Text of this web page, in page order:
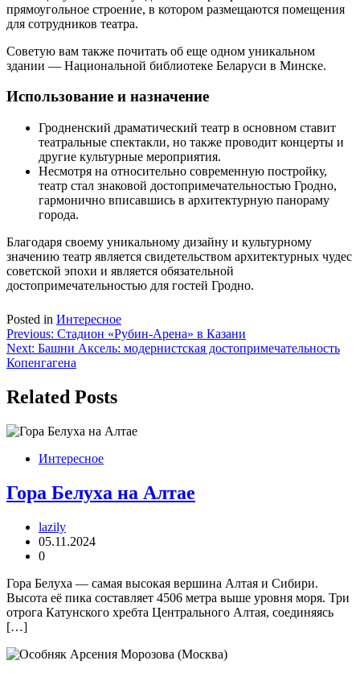
прямоугольное строение, в котором размещаются помещения
для сотрудников театра.
Советую вам также почитать об еще одном уникальном
здании — Национальной библиотеке Беларуси в Минске.
Использование и назначение
Гродненский драматический театр в основном ставит
театральные спектакли, но также проводит концерты и
другие культурные мероприятия.
Несмотря на относительно современную постройку,
театр стал знаковой достопримечательностью Гродно,
гармонично вписавшись в архитектурную панораму
города.
Благодаря своему уникальному дизайну и культурному
значению театр является свидетельством архитектурных чудес
советской эпохи и является обязательной
достопримечательностью для гостей Гродно.
Posted in Интересное
Навигация
по
Previous: Стадион «Рубин-Арена» в Казани
Next: Башни Аксель: модернистская достопримечательность
Копенгагена
Related Posts
Интересное
Гора Белуха на Алтае
lazily
05.11.2024
0
Гора Белуха — самая высокая вершина Алтая и Сибири.
Высота её пика составляет 4506 метра выше уровня моря. Три
отрога Катунского хребта Центрального Алтая, соединяясь
[…]